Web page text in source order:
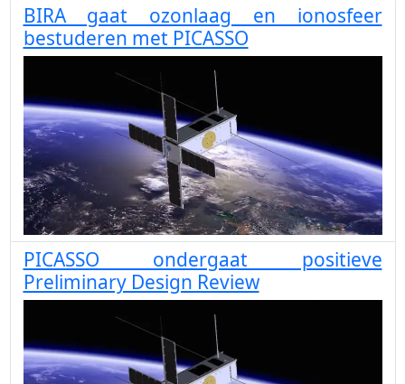
BIRA gaat ozonlaag en ionosfeer
bestuderen met PICASSO
PICASSO ondergaat positieve
Preliminary Design Review